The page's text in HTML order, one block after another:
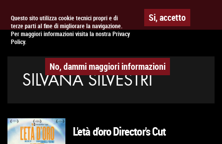
Questo sito utilizza cookie tecnici propri e di
terze parti al fine di migliorare la navigazione.
Per maggiori informazioni visita la nostra Privacy
Policy.
Si, accetto
No, dammi maggiori informazioni
APPUNTAMENTO AL CINEMA
SILVANA SILVESTRI
L'età d'oro Director's Cut